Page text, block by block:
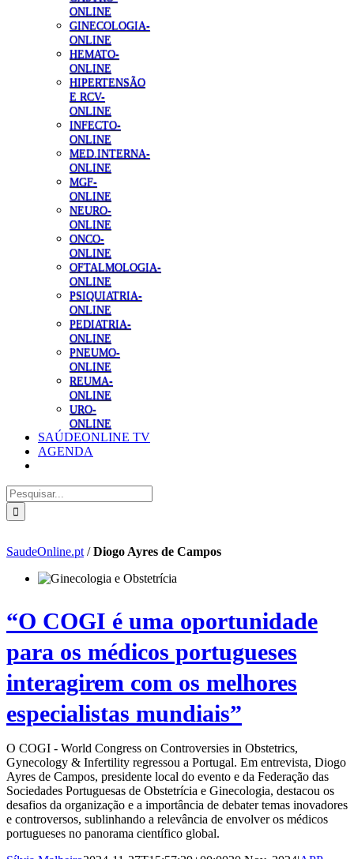
ONLINE
GINECOLOGIA-
ONLINE
HEMATO-
ONLINE
HIPERTENSÃO
E RCV-
ONLINE
INFECTO-
ONLINE
MED.INTERNA-
ONLINE
MGF-
ONLINE
NEURO-
ONLINE
ONCO-
ONLINE
OFTALMOLOGIA-
ONLINE
PSIQUIATRIA-
ONLINE
PEDIATRIA-
ONLINE
PNEUMO-
ONLINE
REUMA-
ONLINE
URO-
ONLINE
SAÚDEONLINE TV
AGENDA
Pesquisar
SaudeOnline.pt /Diogo Ayres de Campos
“O COGI é uma oportunidade
para os médicos portugueses
interagirem com os melhores
especialistas mundiais”
O COGI - World Congress on Controversies in Obstetrics,
Gynecology & Infertility regressou a Portugal. Em entrevista, Diogo
Ayres de Campos, presidente local do evento e da Federação das
Sociedades Portuguesas de Obstetrícia e Ginecologia, destacou os
desafios da organização e a importância de debater temas inovadores
e controversos, sublinhando a relevância de envolver os médicos
portugueses no panorama científico global.